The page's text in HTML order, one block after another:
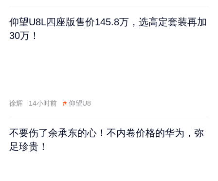
仰望U8L四座版售价145.8万，选高定套装再加
30万！
徐辉 14小时前 # 仰望U8
不要伤了余承东的心！不内卷价格的华为，弥
足珍贵！